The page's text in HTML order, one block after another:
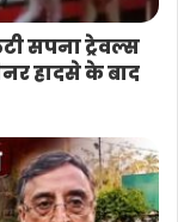
पर है,
को लेकर उठे
है।
सपना ट्रेवल्स
हादसे के बाद